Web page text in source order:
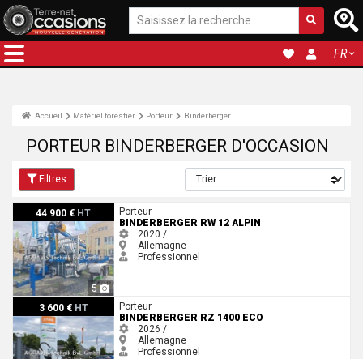
FR
Accueil Matériel forestier Porteur Binderberger
PORTEUR BINDERBERGER D'OCCASION
Filtres
44 900 € HT
5
Binderberger RW 12 ALPINPorteur
BINDERBERGER RW 12 ALPIN
2020 /
Allemagne
Professionnel
3 600 € HT
Binderberger RZ 1400 ECOPorteur
BINDERBERGER RZ 1400 ECO
2026 /
Allemagne
Professionnel